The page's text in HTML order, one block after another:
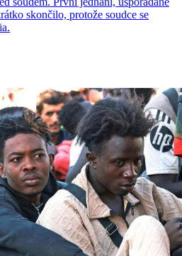
skončilo, protože soudce se